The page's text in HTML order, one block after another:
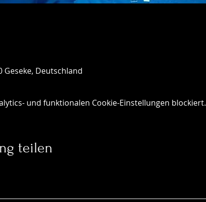
Geseke, Deutschland
und funktionalen Cookie-Einstellungen blockiert.
teilen